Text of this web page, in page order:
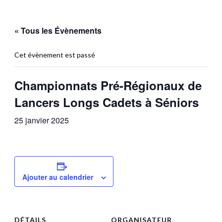
« Tous les Évènements
Cet évènement est passé
Championnats Pré-Régionaux de
Lancers Longs Cadets à Séniors
25 janvier 2025
Ajouter au calendrier
DÉTAILS ORGANISATEUR